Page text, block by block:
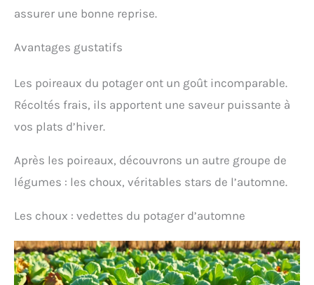
assurer une bonne reprise.
Avantages gustatifs
Les poireaux du potager ont un goût incomparable.
Récoltés frais, ils apportent une saveur puissante à
vos plats d’hiver.
Après les poireaux, découvrons un autre groupe de
légumes : les choux, véritables stars de l’automne.
Les choux : vedettes du potager d’automne